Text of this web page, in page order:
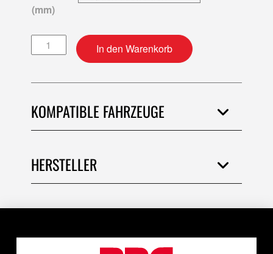
(mm)
Kolben-Kit MengeIn den Warenkorb
KOMPATIBLE FAHRZEUGE
HERSTELLER